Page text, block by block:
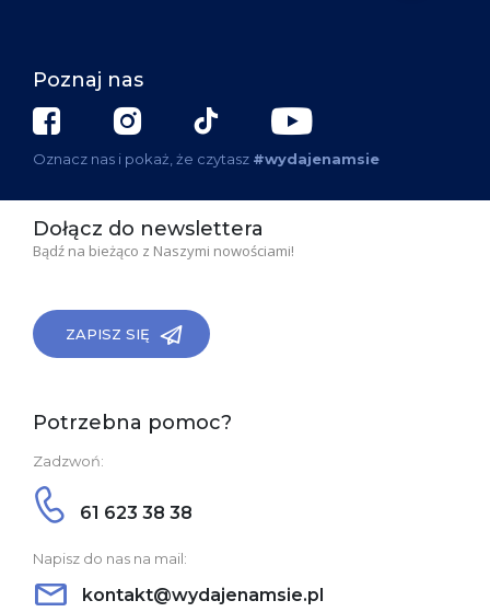
Poznaj nas
Oznacz nas i pokaż, że czytasz #wydajenamsie
Dołącz do newslettera
Bądź na bieżąco z Naszymi nowościami!
ZAPISZ SIĘ
Potrzebna pomoc?
Zadzwoń:
61 623 38 38
Napisz do nas na mail:
kontakt@wydajenamsie.pl